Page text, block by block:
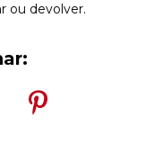
ou devolver.